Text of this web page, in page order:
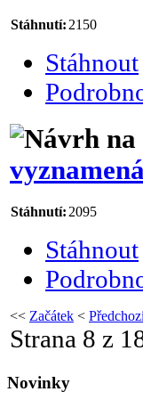
Stáhnutí:2150
Stáhnout
Stáhnutí: 2095
Stáhnout
<< Začátek <
Strana 8 z
Novinky